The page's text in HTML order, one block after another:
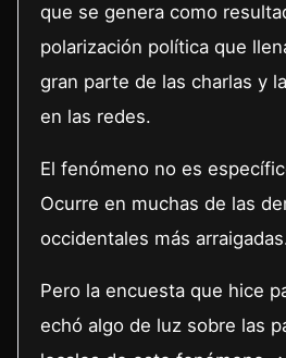
que se genera como
polarización política que
gran parte de las charlas y
en las redes.
El fenómeno no es
Ocurre en muchas de las
occidentales más
Pero la encuesta que hice
echó algo de luz sobre las